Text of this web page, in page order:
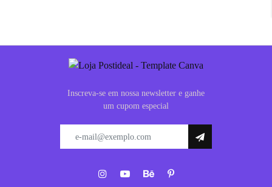
Inscreva-se em nossa newsletter e ganhe
um cupom especial